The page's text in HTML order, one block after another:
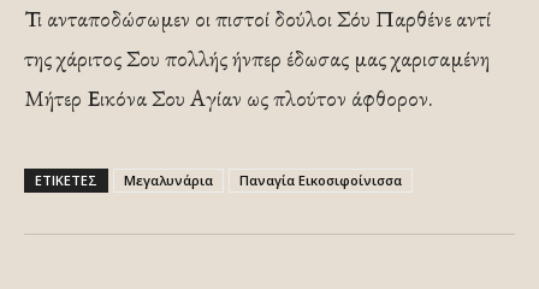
Τι ανταποδώσωμεν οι πιστοί δούλοι Σόυ Παρθένε αντί
της χάριτος Σου πολλής ήνπερ έδωσας μας χαρισαμένη
Μήτερ Εικόνα Σου Αγίαν ως πλούτον άφθορον.
ΕΤΙΚΕΤΕΣ Μεγαλυνάρια Παναγία Εικοσιφοίνισσα